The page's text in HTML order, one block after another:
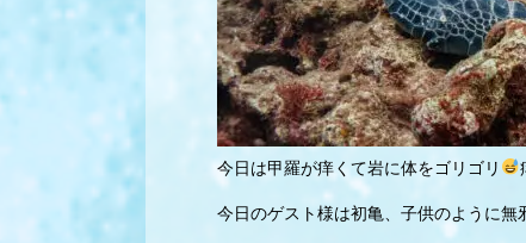
今日は甲羅が痒くて岩に体をゴリゴリ
今日のゲスト様は初亀、子供のように無